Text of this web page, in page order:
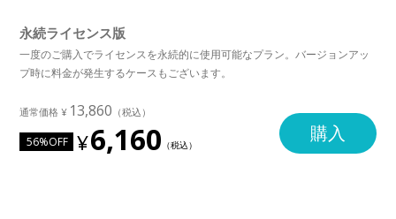
永続ライセンス版
一度のご購入でライセンスを永続的に使用可能なプラン。バージョンアッ
プ時に料金が発生するケースもございます。
13,860
56%OFF 6,160 購入